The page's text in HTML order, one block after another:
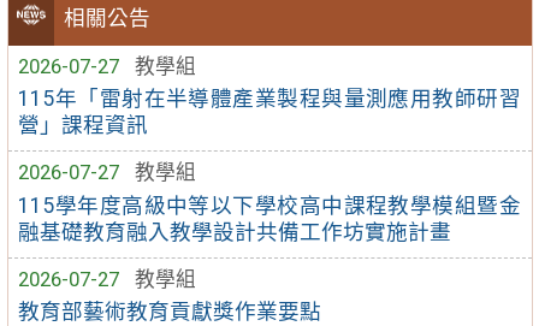
相關公告
2026-07-27
教學組
115年「雷射在半導體產業製程與量測應用教師研習
營」課程資訊
2026-07-27
教學組
115學年度高級中等以下學校高中課程教學模組暨金
融基礎教育融入教學設計共備工作坊實施計畫
2026-07-27
教學組
教育部藝術教育貢獻獎作業要點